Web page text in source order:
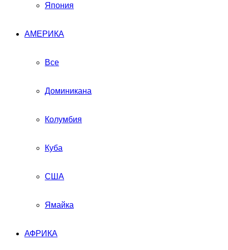
Япония
АМЕРИКА
Все
Доминикана
Колумбия
Куба
США
Ямайка
АФРИКА